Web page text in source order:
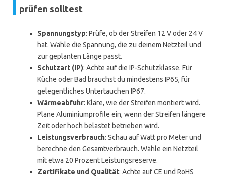
prüfen solltest
Spannungstyp: Prüfe, ob der Streifen 12 V oder 24 V
hat. Wähle die Spannung, die zu deinem Netzteil und
zur geplanten Länge passt.
Schutzart (IP): Achte auf die IP-Schutzklasse. Für
Küche oder Bad brauchst du mindestens IP65, für
gelegentliches Untertauchen IP67.
Wärmeabfuhr: Kläre, wie der Streifen montiert wird.
Plane Aluminiumprofile ein, wenn der Streifen längere
Zeit oder hoch belastet betrieben wird.
Leistungsverbrauch: Schau auf Watt pro Meter und
berechne den Gesamtverbrauch. Wähle ein Netzteil
mit etwa 20 Prozent Leistungsreserve.
Zertifikate und Qualität: Achte auf CE und RoHS